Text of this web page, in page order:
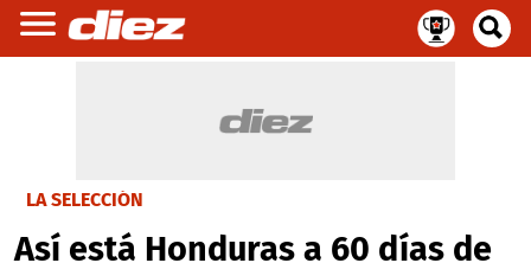
LA SELECCIÓN
Así está Honduras a 60 días de